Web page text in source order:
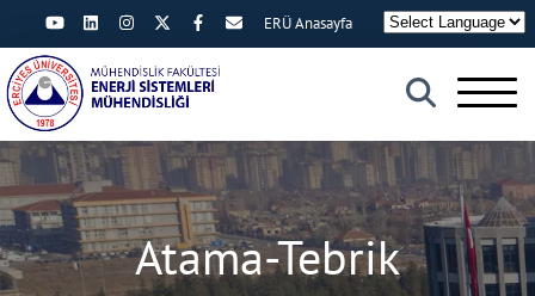
×
ERÜ Anasayfa
Atama-Tebrik